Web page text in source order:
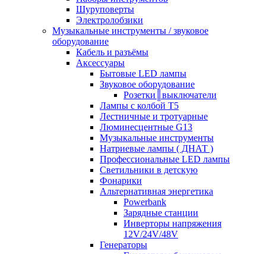
Шуруповерты
Электролобзики
Музыкальные инструменты / звуковое
оборудование
Кабель и разъёмы
Аксессуары
Бытовые LED лампы
Звуковое оборудование
Розетки║выключатели
Лампы с колбой Т5
Лестничные и тротуарные
Люминесцентные G13
Музыкальные инструменты
Натриевые лампы ( ДНАТ )
Профессиональные LED лампы
Светильники в детскую
Фонарики
Альтернативная энергетика
Powerbank
Зарядные станции
Инверторы напряжения
12V/24V/48V
Генераторы